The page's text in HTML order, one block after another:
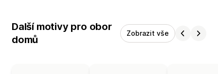
Další motivy pro obor
domů
Zobrazit vše